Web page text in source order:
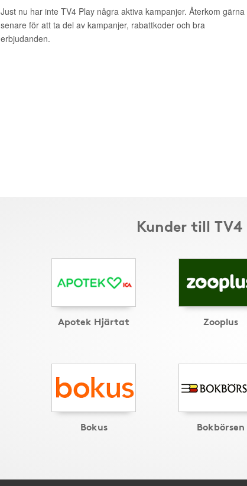
Just nu har inte TV4 Play några aktiva kampanjer. Återkom gärna
senare för att ta del av kampanjer, rabattkoder och bra
erbjudanden.
Kunder till
Apotek Hjärtat Zooplus
Bokus Bokbörsen